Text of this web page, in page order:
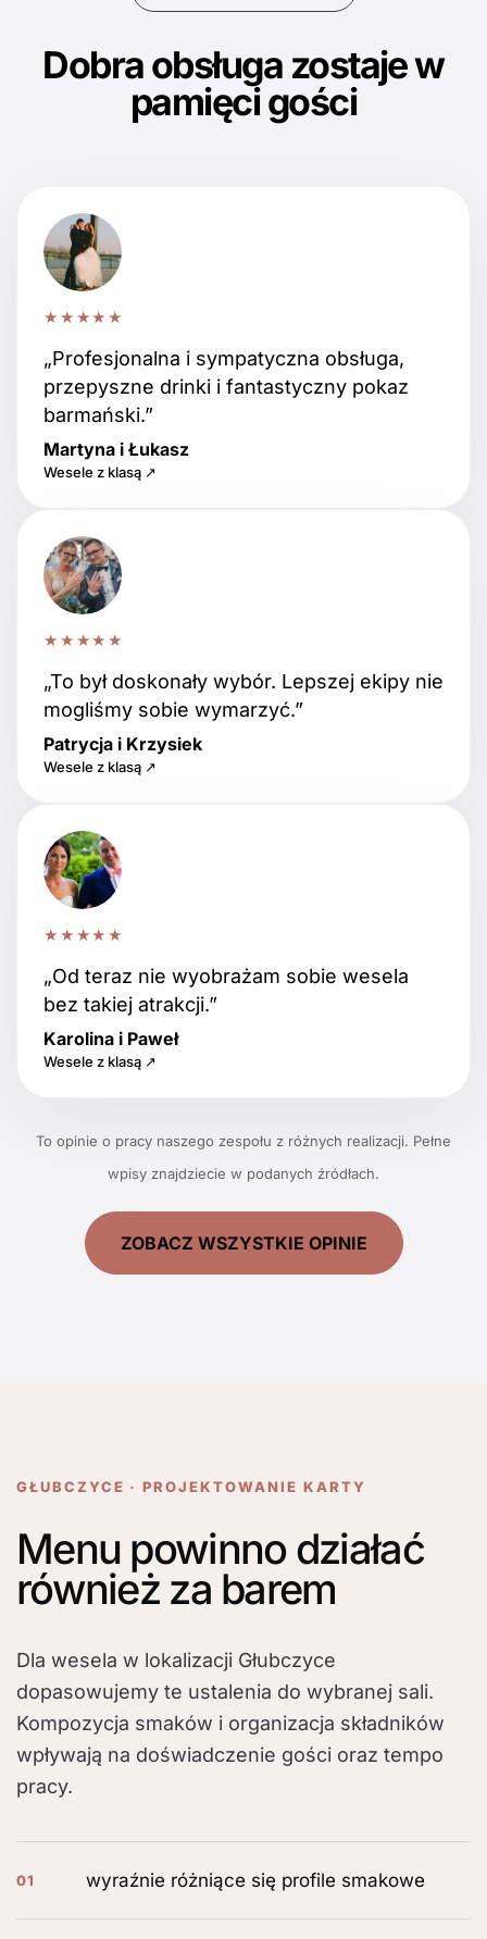
Dobra obsługa zostaje w
pamięci gości
★★★★★
„Profesjonalna i sympatyczna obsługa,
przepyszne drinki i fantastyczny pokaz
barmański.”
Martyna i Łukasz
Wesele z klasą ↗
★★★★★
„To był doskonały wybór. Lepszej ekipy nie
mogliśmy sobie wymarzyć.”
Patrycja i Krzysiek
Wesele z klasą ↗
★★★★★
„Od teraz nie wyobrażam sobie wesela
bez takiej atrakcji.”
Karolina i Paweł
Wesele z klasą ↗
To opinie o pracy naszego zespołu z różnych realizacji. Pełne
wpisy znajdziecie w podanych źródłach.
ZOBACZ WSZYSTKIE OPINIE
GŁUBCZYCE · PROJEKTOWANIE KARTY
Menu powinno działać
również za barem
Dla wesela w lokalizacji Głubczyce
dopasowujemy te ustalenia do wybranej sali.
Kompozycja smaków i organizacja składników
wpływają na doświadczenie gości oraz tempo
pracy.
01 wyraźnie różniące się profile smakowe